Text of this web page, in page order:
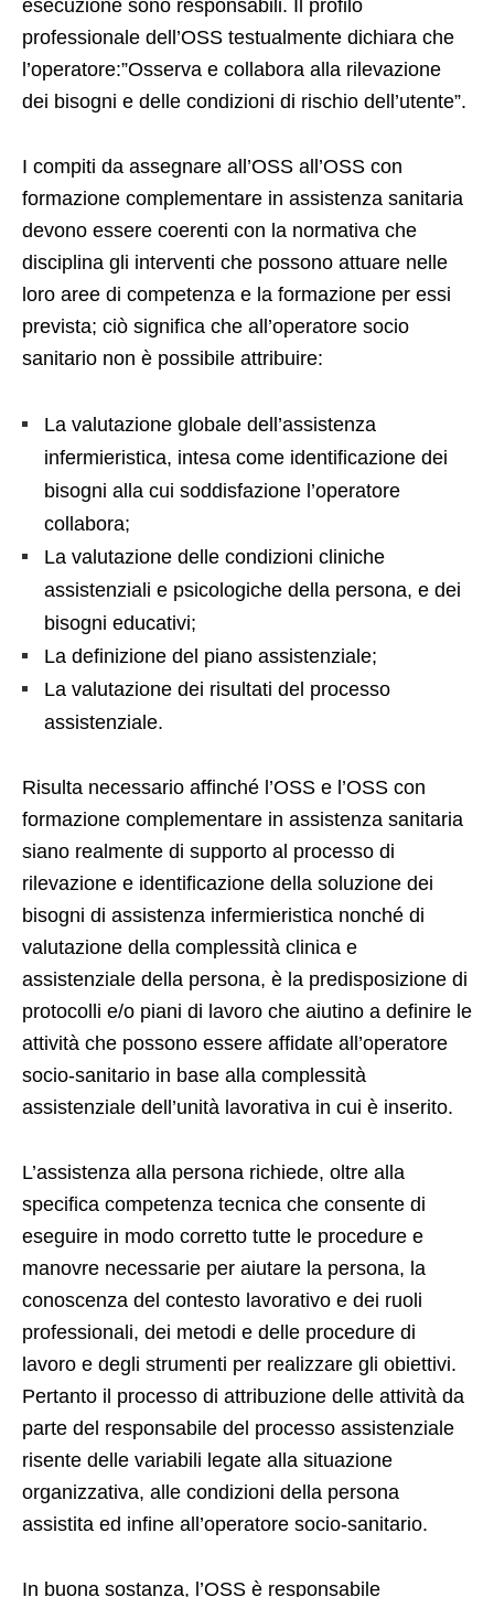
esecuzione sono responsabili. Il profilo
professionale dell’OSS testualmente dichiara che
l’operatore:”Osserva e collabora alla rilevazione
dei bisogni e delle condizioni di rischio dell’utente”.
I compiti da assegnare all’OSS all’OSS con
formazione complementare in assistenza sanitaria
devono essere coerenti con la normativa che
disciplina gli interventi che possono attuare nelle
loro aree di competenza e la formazione per essi
prevista; ciò significa che all’operatore socio
sanitario non è possibile attribuire:
La valutazione globale dell’assistenza
infermieristica, intesa come identificazione dei
bisogni alla cui soddisfazione l’operatore
collabora;
La valutazione delle condizioni cliniche
assistenziali e psicologiche della persona, e dei
bisogni educativi;
La definizione del piano assistenziale;
La valutazione dei risultati del processo
assistenziale.
Risulta necessario affinché l’OSS e l’OSS con
formazione complementare in assistenza sanitaria
siano realmente di supporto al processo di
rilevazione e identificazione della soluzione dei
bisogni di assistenza infermieristica nonché di
valutazione della complessità clinica e
assistenziale della persona, è la predisposizione di
protocolli e/o piani di lavoro che aiutino a definire le
attività che possono essere affidate all’operatore
socio-sanitario in base alla complessità
assistenziale dell’unità lavorativa in cui è inserito.
L’assistenza alla persona richiede, oltre alla
specifica competenza tecnica che consente di
eseguire in modo corretto tutte le procedure e
manovre necessarie per aiutare la persona, la
conoscenza del contesto lavorativo e dei ruoli
professionali, dei metodi e delle procedure di
lavoro e degli strumenti per realizzare gli obiettivi.
Pertanto il processo di attribuzione delle attività da
parte del responsabile del processo assistenziale
risente delle variabili legate alla situazione
organizzativa, alle condizioni della persona
assistita ed infine all’operatore socio-sanitario.
In buona sostanza, l’OSS è responsabile